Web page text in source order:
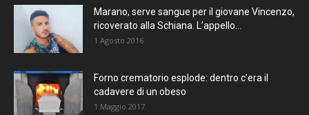
Marano, serve sangue per il giovane Vincenzo,
ricoverato alla Schiana. L’appello...
1 Agosto 2016
Forno crematorio esplode: dentro c’era il
cadavere di un obeso
1 Maggio 2017
DIVENTA FAN DI
TERRANOSTRA NEWS
SU FACEBOOK